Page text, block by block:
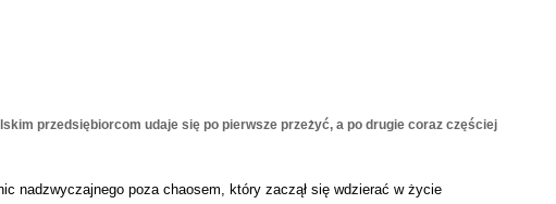
przedsiębiorcom udaje się po pierwsze przeżyć, a po drugie coraz częściej
nadzwyczajnego poza chaosem, który zaczął się wdzierać w życie